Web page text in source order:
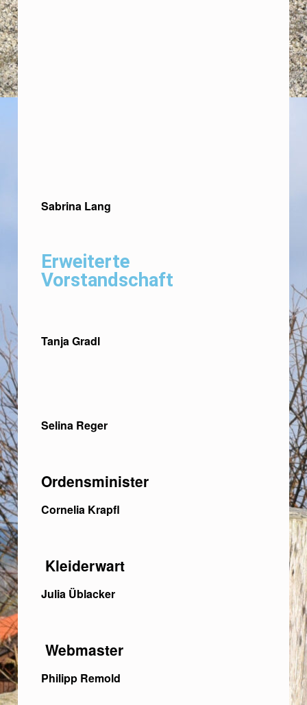
Sabrina Lang
Erweiterte
Vorstandschaft
Tanja Gradl
Selina Reger
Ordensminister
Cornelia Krapfl
Kleiderwart
Julia Üblacker
Webmaster
Philipp Remold